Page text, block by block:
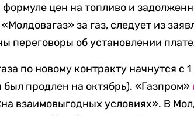
формуле цен на топливо и
за газ, следует из
переговоры об установлении
по новому контракту начнутся
был продлен на октябрь). «Газпром»
взаимовыгодных условиях». В